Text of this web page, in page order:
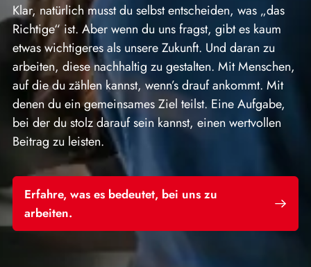
Klar, natürlich musst du selbst entscheiden, was „das
Richtige“ ist. Aber wenn du uns fragst, gibt es kaum
etwas wichtigeres als unsere Zukunft. Und daran zu
arbeiten, diese nachhaltig zu gestalten. Mit Menschen,
auf die du zählen kannst, wenn’s drauf ankommt. Mit
denen du ein gemeinsames Ziel teilst. Eine Aufgabe,
bei der du stolz darauf sein kannst, einen wertvollen
Beitrag zu leisten.
Erfahre, was es bedeutet, bei uns zu
arbeiten.